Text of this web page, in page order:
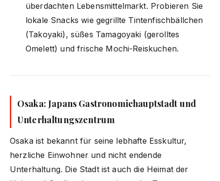
überdachten Lebensmittelmarkt. Probieren Sie
lokale Snacks wie gegrillte Tintenfischbällchen
(Takoyaki), süßes Tamagoyaki (gerolltes
Omelett) und frische Mochi-Reiskuchen.
Osaka: Japans Gastronomiehauptstadt und
Unterhaltungszentrum
Osaka ist bekannt für seine lebhafte Esskultur,
herzliche Einwohner und nicht endende
Unterhaltung. Die Stadt ist auch die Heimat der